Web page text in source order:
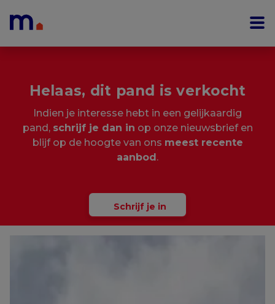
Helaas, dit pand is verkocht
Indien je interesse hebt in een gelijkaardig
pand, schrijf je dan in op onze nieuwsbrief en
blijf op de hoogte van ons meest recente
aanbod.
Schrijf je in